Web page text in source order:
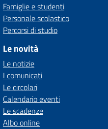
Famiglie e studenti
Personale scolastico
Percorsi di studio
Le novità
Le notizie
I comunicati
Le circolari
Calendario eventi
Le scadenze
Albo online